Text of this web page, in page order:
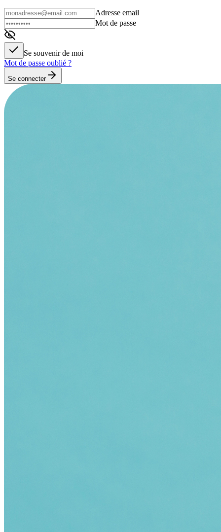
Adresse email
Mot de passe
Se souvenir de moi
Mot de passe oublié ?
Se connecter